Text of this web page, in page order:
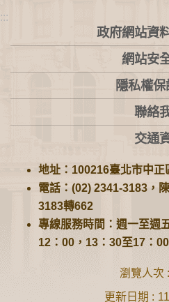
:::
政府網站資
網站安
隱私權
聯絡
交通
地址：100216臺北市中正
電話：(02) 2341-3183，
3183轉662
專線服務時間：週一至週
12：00，13：30至17：00
瀏覽人次
更新日期